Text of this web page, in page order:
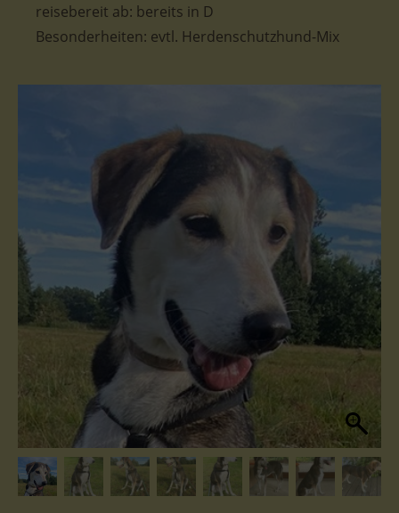
reisebereit ab: bereits in D
Besonderheiten: evtl. Herdenschutzhund-Mix